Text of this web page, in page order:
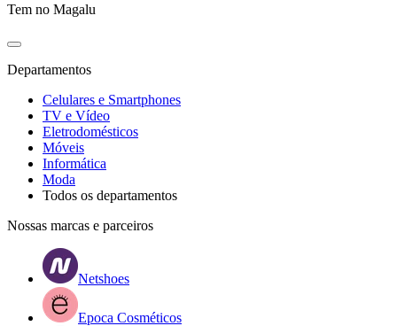
Tem no Magalu
Departamentos
Celulares e Smartphones
TV e Vídeo
Eletrodomésticos
Móveis
Informática
Moda
Todos os departamentos
Nossas marcas e parceiros
Netshoes
Epoca Cosméticos